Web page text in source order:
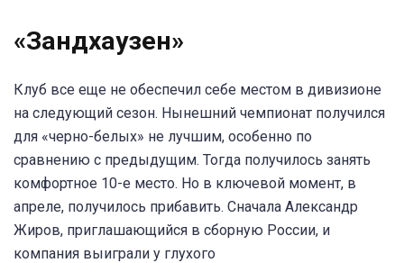
«Зандхаузен»
Клуб все еще не обеспечил себе местом в дивизионе
на следующий сезон. Нынешний чемпионат получился
для «черно-белых» не лучшим, особенно по
сравнению с предыдущим. Тогда получилось занять
комфортное 10-е место. Но в ключевой момент, в
апреле, получилось прибавить. Сначала Александр
Жиров, приглашающийся в сборную России, и
компания выиграли у глухого